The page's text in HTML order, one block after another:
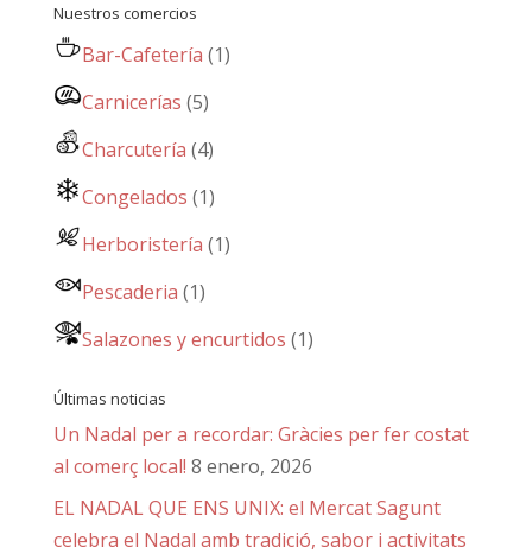
Nuestros comercios
Bar-Cafetería (1)
Carnicerías (5)
Charcutería (4)
Congelados (1)
Herboristería (1)
Pescaderia (1)
Salazones y encurtidos (1)
Últimas noticias
Un Nadal per a recordar: Gràcies per fer costat
al comerç local! 8 enero, 2026
EL NADAL QUE ENS UNIX: el Mercat Sagunt
celebra el Nadal amb tradició, sabor i activitats